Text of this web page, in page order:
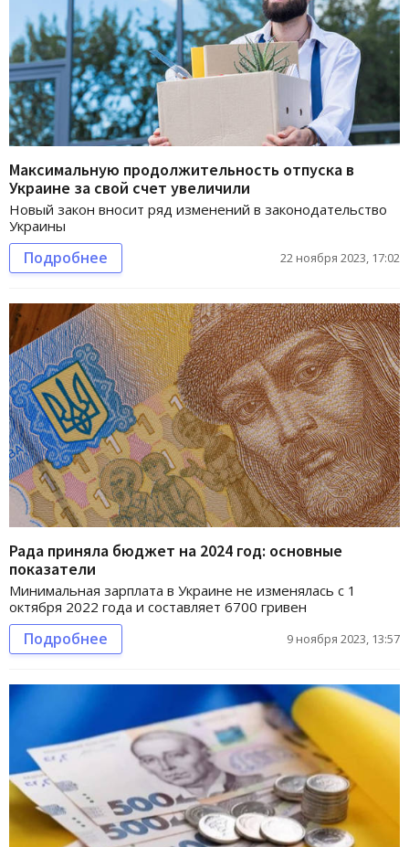
Максимальную продолжительность отпуска в
Украине за свой счет увеличили
Новый закон вносит ряд изменений в законодательство
Украины
Подробнее 22 ноября 2023, 17:02
Рада приняла бюджет на 2024 год: основные
показатели
Минимальная зарплата в Украине не изменялась с 1
октября 2022 года и составляет 6700 гривен
Подробнее 9 ноября 2023, 13:57